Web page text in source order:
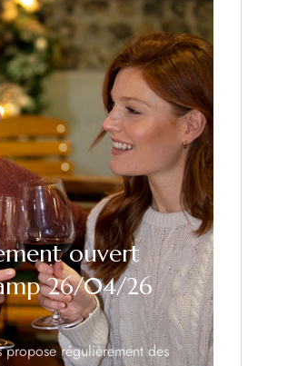
ouvert
26/04/26
propose régulièrement des